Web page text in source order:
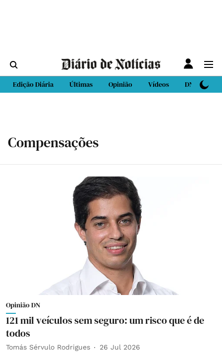
Edição Diária Últimas Opinião Vídeos DN Sport
Compensações
Opinião DN
121 mil veículos sem seguro: um risco que é de
todos
Tomás Sérvulo Rodrigues 26 Jul 2026